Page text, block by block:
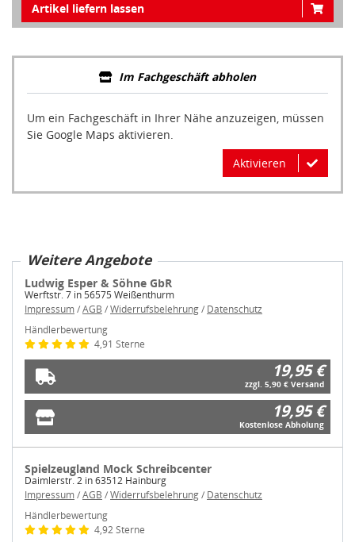
Artikel liefern lassen
Im Fachgeschäft abholen
Um ein Fachgeschäft in Ihrer Nähe anzuzeigen, müssen
Sie Google Maps aktivieren.
Aktivieren
Weitere Angebote
Ludwig Esper & Söhne GbR
Werftstr. 7 in 56575 Weißenthurm
Impressum/AGB /Widerrufsbelehrung/ Datenschutz
Händlerbewertung
4,91 Sterne
19,95 €
zzgl. 5,90 € Versand
19,95 €
Kostenlose Abholung
Spielzeugland Mock Schreibcenter
Daimlerstr. 2 in 63512 Hainburg
Impressum/AGB /Widerrufsbelehrung/ Datenschutz
Händlerbewertung
4,92 Sterne